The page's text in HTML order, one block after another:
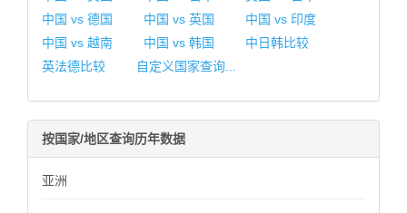
中国 vs 德国
中国 vs 英国
中国 vs 印度
中国 vs 越南
中国 vs 韩国
中日韩比较
英法德比较
自定义国家查询...
按国家/地区查询历年数据
亚洲